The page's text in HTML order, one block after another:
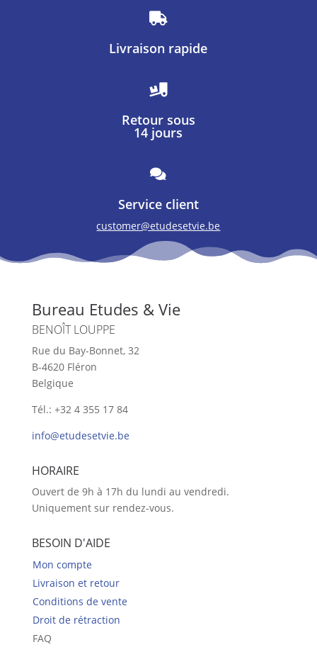

Livraison rapide

Retour sous
14 jours

Service client
customer@etudesetvie.be
Bureau Etudes & Vie
BENOÎT LOUPPE
Rue du Bay-Bonnet, 32
B-4620 Fléron
Belgique
Tél.: +32 4 355 17 84
info@etudesetvie.be
HORAIRE
Ouvert de 9h à 17h du lundi au vendredi.
Uniquement sur rendez-vous.
BESOIN D'AIDE
Mon compte
Livraison et retour
Conditions de vente
Droit de rétraction
FAQ